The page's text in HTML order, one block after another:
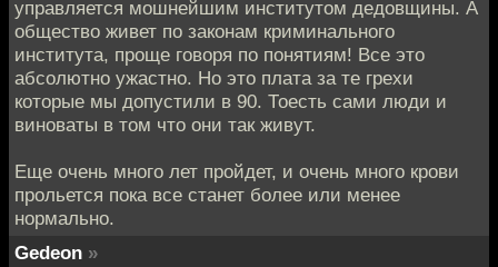
управляется мошнейшим институтом дедовщины. А
общество живет по законам криминального
института, проще говоря по понятиям! Все это
абсолютно ужастно. Но это плата за те грехи
которые мы допустили в 90. Тоесть сами люди и
виноваты в том что они так живут.
Еще очень много лет пройдет, и очень много крови
прольется пока все станет более или менее
нормально.
Gedeon »